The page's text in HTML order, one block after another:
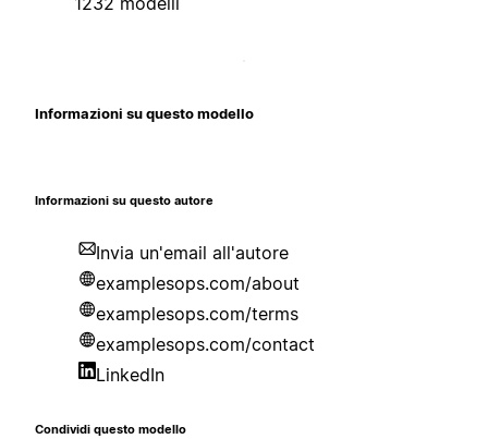
Informazioni su questo modello
Informazioni su questo autore
Invia un'email all'autore
examplesops.com/about
examplesops.com/terms
examplesops.com/contact
LinkedIn
Condividi questo modello